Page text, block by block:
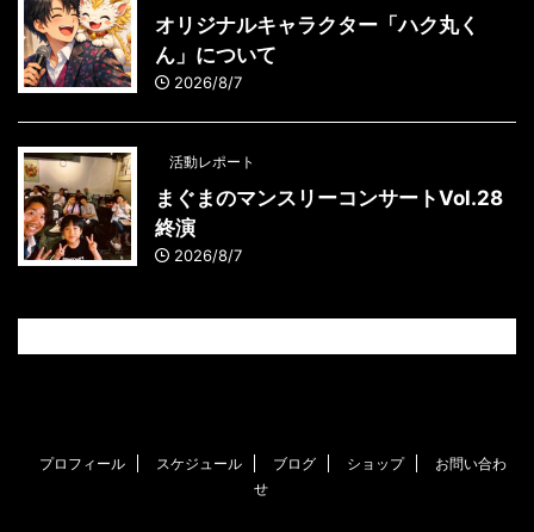
オリジナルキャラクター「ハク丸く
ん」について
2026/8/7
活動レポート
まぐまのマンスリーコンサートVol.28
終演
2026/8/7
プロフィール スケジュール ブログ ショップ
お問い合わ
せ